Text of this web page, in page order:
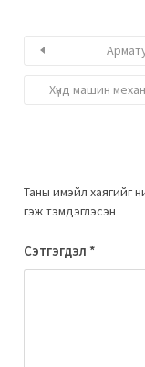
Хүнд машин
Таны имэйл хаягийг
гэж тэмдэглэсэн
Сэтгэгдэл *